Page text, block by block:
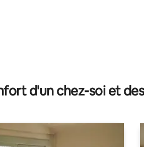
sur 5, 112 commentaires
d'un chez-soi et